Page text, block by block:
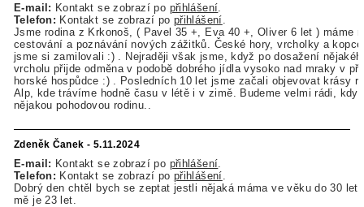
E-mail: Kontakt se zobrazí po přihlášení
Telefon: Kontakt se zobrazí po přihlášení
Jsme rodina z Krkonoš, ( Pavel 35 +, Eva 40 +, Oliver 6 let ) máme
cestování a poznávání nových zážitků. České hory, vrcholky a
jsme si zamilovali :) . Nejraději však jsme, když po dosažení
vrcholu přijde odměna v podobě dobrého jídla vysoko nad mraky v
horské hospůdce :) . Posledních 10 let jsme začali objevovat krásy
Alp, kde trávíme hodně času v létě i v zimě. Budeme velmi rádi,
nějakou pohodovou rodinu..
Zdeněk Čanek - 5.11.2024
E-mail: Kontakt se zobrazí po přihlášení
Telefon: Kontakt se zobrazí po přihlášení
Dobrý den chtěl bych se zeptat jestli nějaká máma ve věku do 30 let
mě je 23 let.